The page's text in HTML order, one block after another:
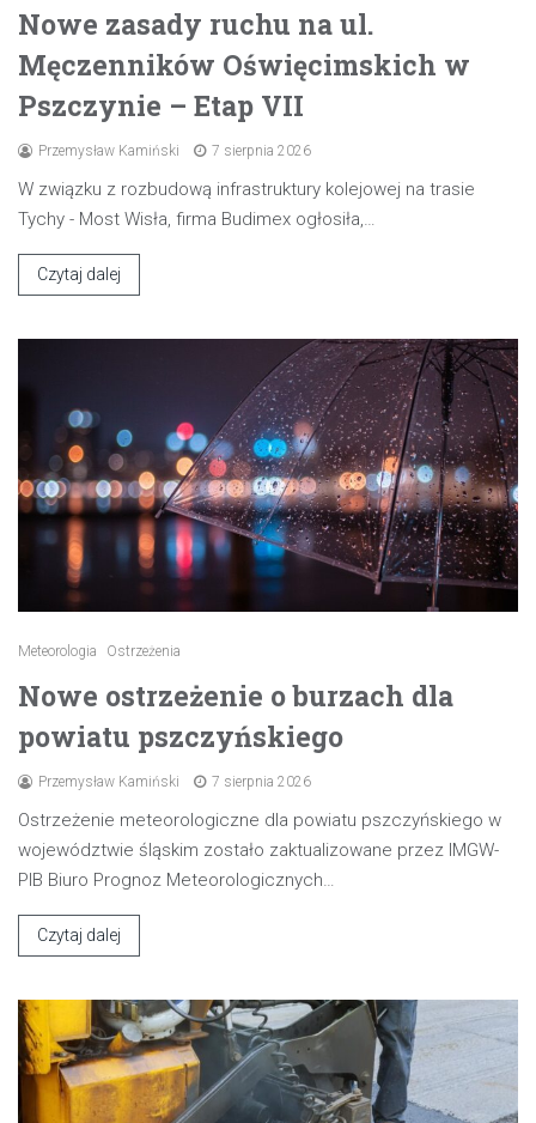
Nowe zasady ruchu na ul.
Męczenników Oświęcimskich w
Pszczynie – Etap VII
Przemysław Kamiński 7 sierpnia 2026
W związku z rozbudową infrastruktury kolejowej na trasie
Tychy - Most Wisła, firma Budimex ogłosiła,…
Czytaj dalej
Meteorologia Ostrzeżenia
Nowe ostrzeżenie o burzach dla
powiatu pszczyńskiego
Przemysław Kamiński 7 sierpnia 2026
Ostrzeżenie meteorologiczne dla powiatu pszczyńskiego w
województwie śląskim zostało zaktualizowane przez IMGW-
PIB Biuro Prognoz Meteorologicznych…
Czytaj dalej